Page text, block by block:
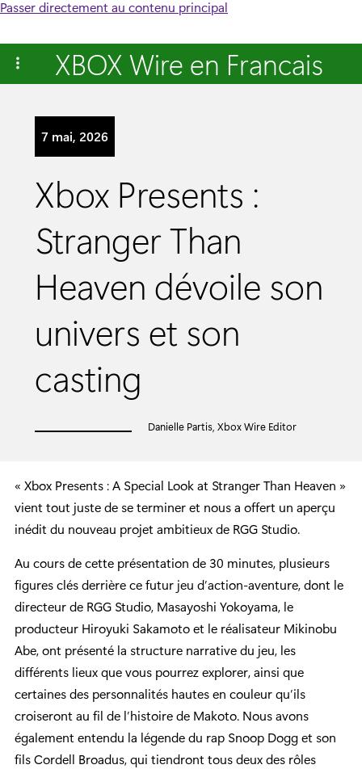
Passer directement au contenu principal
XBOX Wire en Francais
7 mai, 2026
Xbox Presents :
Stranger Than
Heaven dévoile son
univers et son
casting
Danielle Partis, Xbox Wire Editor
« Xbox Presents : A Special Look at Stranger Than Heaven »
vient tout juste de se terminer et nous a offert un aperçu
inédit du nouveau projet ambitieux de RGG Studio.
Au cours de cette présentation de 30 minutes, plusieurs
figures clés derrière ce futur jeu d’action-aventure, dont le
directeur de RGG Studio, Masayoshi Yokoyama, le
producteur Hiroyuki Sakamoto et le réalisateur Mikinobu
Abe, ont présenté la structure narrative du jeu, les
différents lieux que vous pourrez explorer, ainsi que
certaines des personnalités hautes en couleur qu’ils
croiseront au fil de l’histoire de Makoto. Nous avons
également entendu la légende du rap Snoop Dogg et son
fils Cordell Broadus, qui tiendront tous deux des rôles